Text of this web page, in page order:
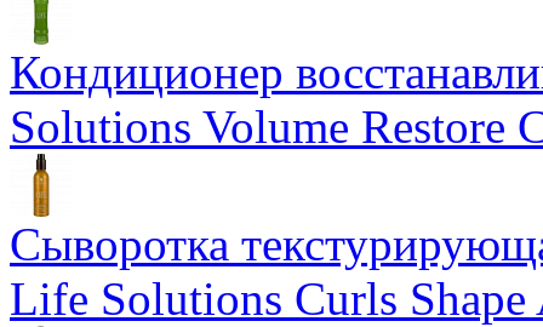
Кондиционер
Solutions Volume Restore
Сыворотка
Life Solutions Curls